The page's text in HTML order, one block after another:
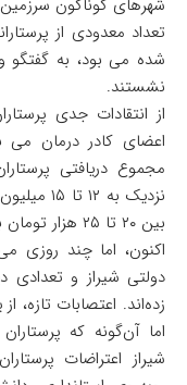
شهر‌های گوناگون
تعداد معدودی از
شده می بود، به
نشستند.
از انتقادات جدی
اعضای کادر درمان
مجموع دریافتی
نزدیک به
بین ۲۰ تا ۲۵ هزار تومان به ازای هر یک ساعت است.
اکنون، اما چند روزی
دولتی شیراز و
زده‌اند. اعتصابات تازه،
اما آن‌گونه که
شیراز اعتراضات